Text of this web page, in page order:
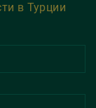
в Турции